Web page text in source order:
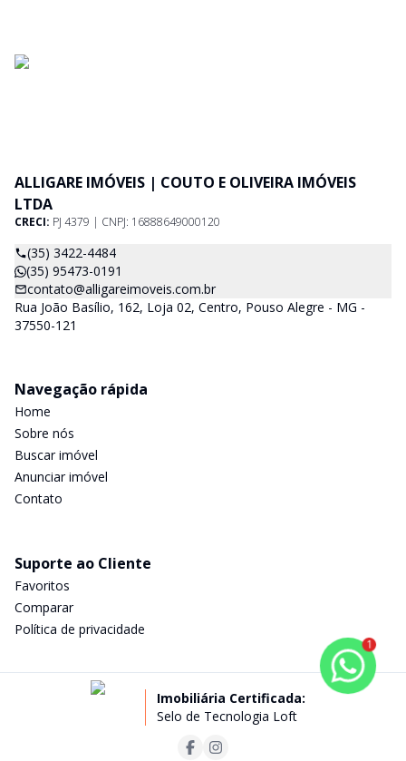
ALLIGARE IMÓVEIS | COUTO E OLIVEIRA IMÓVEIS
LTDA
CRECI: PJ 4379 | CNPJ: 16888649000120
(35) 3422-4484
(35) 95473-0191
contato@alligareimoveis.com.br
Rua João Basílio, 162, Loja 02, Centro, Pouso Alegre - MG -
37550-121
Navegação rápida
Home
Sobre nós
Buscar imóvel
Anunciar imóvel
Contato
Suporte ao Cliente
Favoritos
Comparar
Política de privacidade
Imobiliária Certificada:
Selo de Tecnologia Loft
1